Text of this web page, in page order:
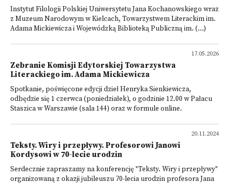
Instytut Filologii Polskiej Uniwersytetu Jana Kochanowskiego wraz
z Muzeum Narodowym w Kielcach, Towarzystwem Literackim im.
Adama Mickiewicza i Wojewódzką Biblioteką Publiczną im. (...)
17.05.2026
Zebranie Komisji Edytorskiej Towarzystwa
Literackiego im. Adama Mickiewicza
Spotkanie, poświęcone edycji dzieł Henryka Sienkiewicza,
odbędzie się 1 czerwca (poniedziałek), o godzinie 12.00 w Pałacu
Staszica w Warszawie (sala 144) oraz w formule online.
20.11.2024
Teksty. Wiry i przepływy. Profesorowi Janowi
Kordysowi w 70-lecie urodzin
Serdecznie zapraszamy na konferencję "Teksty. Wiry i przepływy"
organizowaną z okazji jubileuszu 70-lecia urodzin profesora Jana